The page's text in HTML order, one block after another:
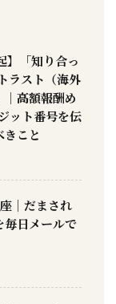
】「知り合っ
ラスト（海外
高額報酬め
ット番号を伝
こと
｜だまされ
毎日メールで